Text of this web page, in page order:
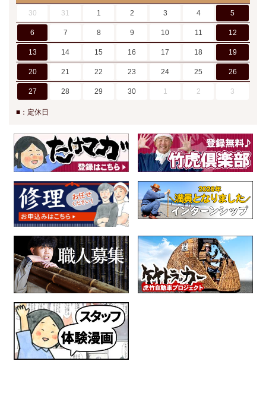
30 31 1 2 3 4 5
6 7 8 9 10 11 12
13 14 15 16 17 18 19
20 21 22 23 24 25 26
27 28 29 30 1 2 3
■：定休日